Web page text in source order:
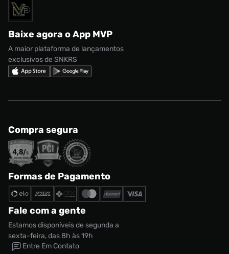
Marcas
adidas Campus
Nike Shox
Política de privacidade
Regulamento CRM/ CASHBACK
Regulamento Cupom
Solicite seus dados
Baixe agora o App MVP
A maior plataforma de lançamentos
exclusivos de SNKRS
Compra segura
Formas de Pagamento
Fale com a gente
Estamos disponíveis de segunda a
sexta-feira, das 8h às 19h
Entre Em Contato